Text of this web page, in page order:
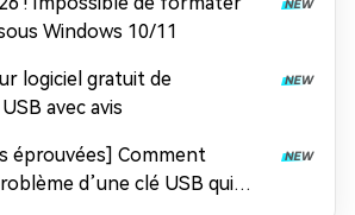
Windows 10/11
logiciel gratuit de
avec avis
éprouvées] Comment
d’une clé USB qui